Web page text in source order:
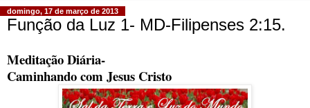
domingo, 17 de março de 2013
Função da Luz 1- MD-Filipenses 2:15.
Meditação Diária-
Caminhando com Jesus Cristo